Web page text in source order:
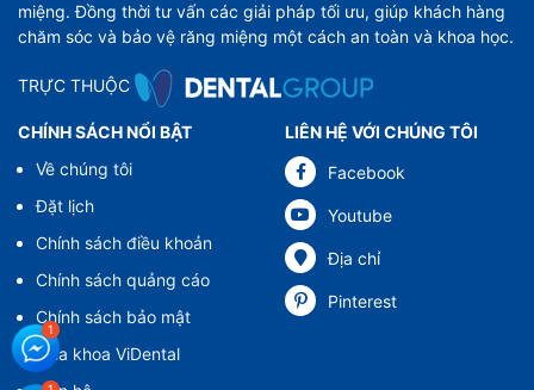
miệng. Đồng thời tư vấn các giải pháp tối ưu, giúp khách hàng
chăm sóc và bảo vệ răng miệng một cách an toàn và khoa học.
TRỰC THUỘC
CHÍNH SÁCH NỔI BẬT
Về chúng tôi
Đặt lịch
Chính sách điều khoản
Chính sách quảng cáo
Chính sách bảo mật
Nha khoa ViDental
LIÊN HỆ VỚI CHÚNG TÔI
Facebook
Youtube
Địa chỉ
Pinterest